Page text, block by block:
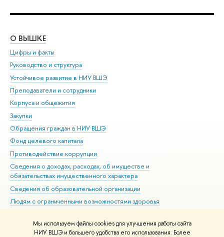
Мы используем файлы cookies для улучшения работы сайта
НИУ ВШЭ и большего удобства его использования. Более
О ВЫШКЕ
Цифры и факты
Руководство и структура
Устойчивое развитие в НИУ ВШЭ
Преподаватели и сотрудники
Корпуса и общежития
Закупки
Обращения граждан в НИУ ВШЭ
Фонд целевого капитала
Противодействие коррупции
Сведения о доходах, расходах, об имуществе и
обязательствах имущественного характера
Сведения об образовательной организации
Людям с ограниченными возможностями здоровья
Работа в Вышке